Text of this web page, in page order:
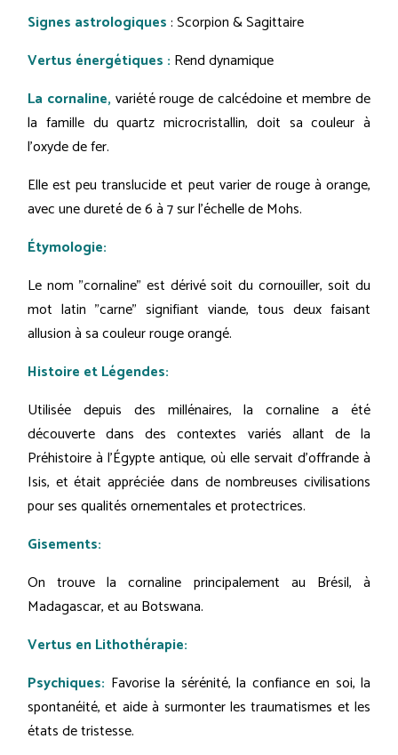
Signes astrologiques: Scorpion & Sagittaire
Vertus énergétiques : Rend dynamique
La cornaline, variété rouge de calcédoine et membre de
la famille du quartz microcristallin, doit sa couleur à
l'oxyde de fer.
Elle est peu translucide et peut varier de rouge à orange,
avec une dureté de 6 à 7 sur l'échelle de Mohs.
Étymologie:
Le nom "cornaline" est dérivé soit du cornouiller, soit du
mot latin "carne" signifiant viande, tous deux faisant
allusion à sa couleur rouge orangé.
Histoire et Légendes:
Utilisée depuis des millénaires, la cornaline a été
découverte dans des contextes variés allant de la
Préhistoire à l'Égypte antique, où elle servait d'offrande à
Isis, et était appréciée dans de nombreuses civilisations
pour ses qualités ornementales et protectrices.
Gisements:
On trouve la cornaline principalement au Brésil, à
Madagascar, et au Botswana.
Vertus en Lithothérapie:
Psychiques: Favorise la sérénité, la confiance en soi, la
spontanéité, et aide à surmonter les traumatismes et les
états de tristesse.